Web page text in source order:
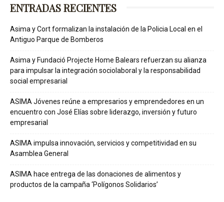
ENTRADAS RECIENTES
Asima y Cort formalizan la instalación de la Policia Local en el
Antiguo Parque de Bomberos
Asima y Fundació Projecte Home Balears refuerzan su alianza
para impulsar la integración sociolaboral y la responsabilidad
social empresarial
ASIMA Jóvenes reúne a empresarios y emprendedores en un
encuentro con José Elías sobre liderazgo, inversión y futuro
empresarial
ASIMA impulsa innovación, servicios y competitividad en su
Asamblea General
ASIMA hace entrega de las donaciones de alimentos y
productos de la campaña ‘Polígonos Solidarios’